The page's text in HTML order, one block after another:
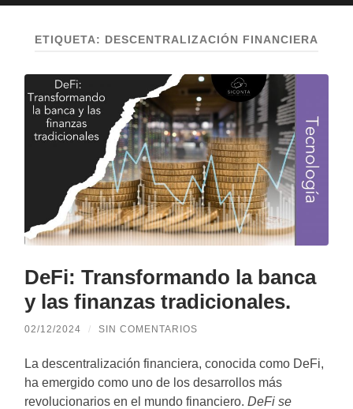
el
móvil
ETIQUETA: DESCENTRALIZACIÓN FINANCIERA
DeFi: Transformando la banca
y las finanzas tradicionales.
02/12/2024 / SIN COMENTARIOS
La descentralización financiera, conocida como DeFi,
ha emergido como uno de los desarrollos más
revolucionarios en el mundo financiero.DeFi se